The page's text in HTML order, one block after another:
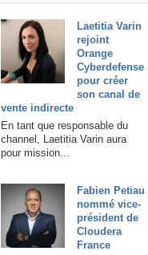
Laetitia Varin
rejoint
Orange
Cyberdefense
pour créer
son canal de
vente indirecte
En tant que responsable du
channel, Laetitia Varin aura
pour mission...
Fabien Petiau
nommé vice-
président de
Cloudera
France